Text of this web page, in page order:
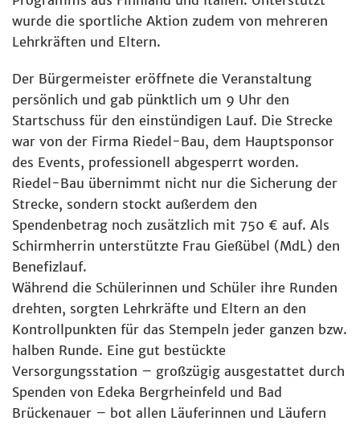
wurde die sportliche Aktion zudem von mehreren
Lehrkräften und Eltern.
Der Bürgermeister eröffnete die Veranstaltung
persönlich und gab pünktlich um 9 Uhr den
Startschuss für den einstündigen Lauf. Die Strecke
war von der Firma Riedel-Bau, dem Hauptsponsor
des Events, professionell abgesperrt worden.
Riedel-Bau übernimmt nicht nur die Sicherung der
Strecke, sondern stockt außerdem den
Spendenbetrag noch zusätzlich mit 750 € auf. Als
Schirmherrin unterstützte Frau Gießübel (MdL) den
Benefizlauf.
Während die Schülerinnen und Schüler ihre Runden
drehten, sorgten Lehrkräfte und Eltern an den
Kontrollpunkten für das Stempeln jeder ganzen bzw.
halben Runde. Eine gut bestückte
Versorgungsstation – großzügig ausgestattet durch
Spenden von Edeka Bergrheinfeld und Bad
Brückenauer – bot allen Läuferinnen und Läufern